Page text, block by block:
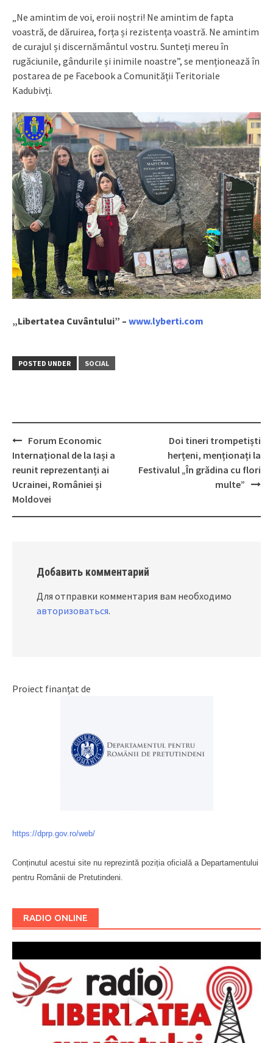
„Ne amintim de voi, eroii noștri! Ne amintim de fapta
voastră, de dăruirea, forța și rezistența voastră. Ne amintim
de curajul și discernământul vostru. Sunteți mereu în
rugăciunile, gândurile și inimile noastre”, se menționează în
postarea de pe Facebook a Comunității Teritoriale
Kadubivți.
„Libertatea Cuvântului” – www.lyberti.com
POSTED UNDER SOCIAL
Post
navigation
Forum Economic
Internațional de la Iași a
reunit reprezentanți ai
Ucrainei, României și
Moldovei
Doi tineri trompetiști
herțeni, menționați la
Festivalul „În grădina cu flori
multe”
Добавить комментарий
Для отправки комментария вам необходимо
авторизоваться.
Proiect finanțat de
https://dprp.gov.ro/web/
Conținutul acestui site nu reprezintă poziția oficială a Departamentului
pentru Românii de Pretutindeni.
RADIO ONLINE